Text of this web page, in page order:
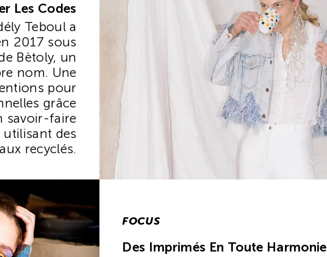
Les Codes
Teboul a
2017 sous
Bètoly, un
nom. Une
pour
grâce
savoir-faire
des
recyclés.
FOCUS
Des Imprimés En Toute Harmonie